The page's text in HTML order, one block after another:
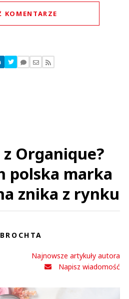
KOMENTARZE
komentarzy
komentarze
z Organique?
polska marka
znika z rynku
Najnowsze artykuły autora
Napisz wiadomość